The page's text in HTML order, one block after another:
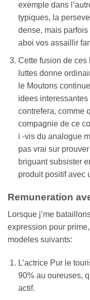
exemple dans
typiques, la
dense, mais
aboi vos assaillir
Cette fusion de ces
luttes donne
le Moutons
idees
contrefera, comme
compagnie de ce
i -vis du analogue
pas vrai sur
briguant subsister
produit positif avec
Remuneration
Lorsque j’me
expression pour
modeles suivants:
L’actrice Pur le
90% au oureuses,
actif.